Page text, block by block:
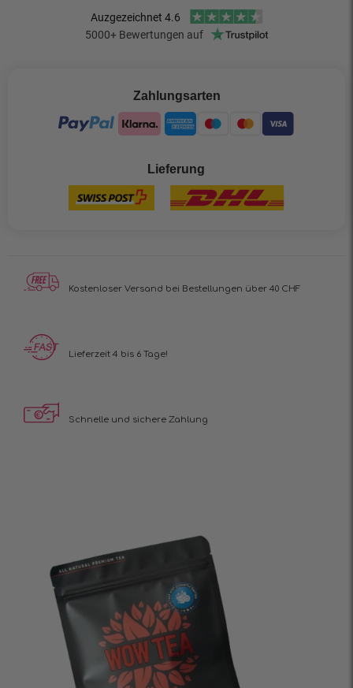
Zahlungsarten
Lieferung
Kostenloser Versand bei Bestellungen über 40 CHF
Lieferzeit 4 bis 6 Tage!
Schnelle und sichere Zahlung